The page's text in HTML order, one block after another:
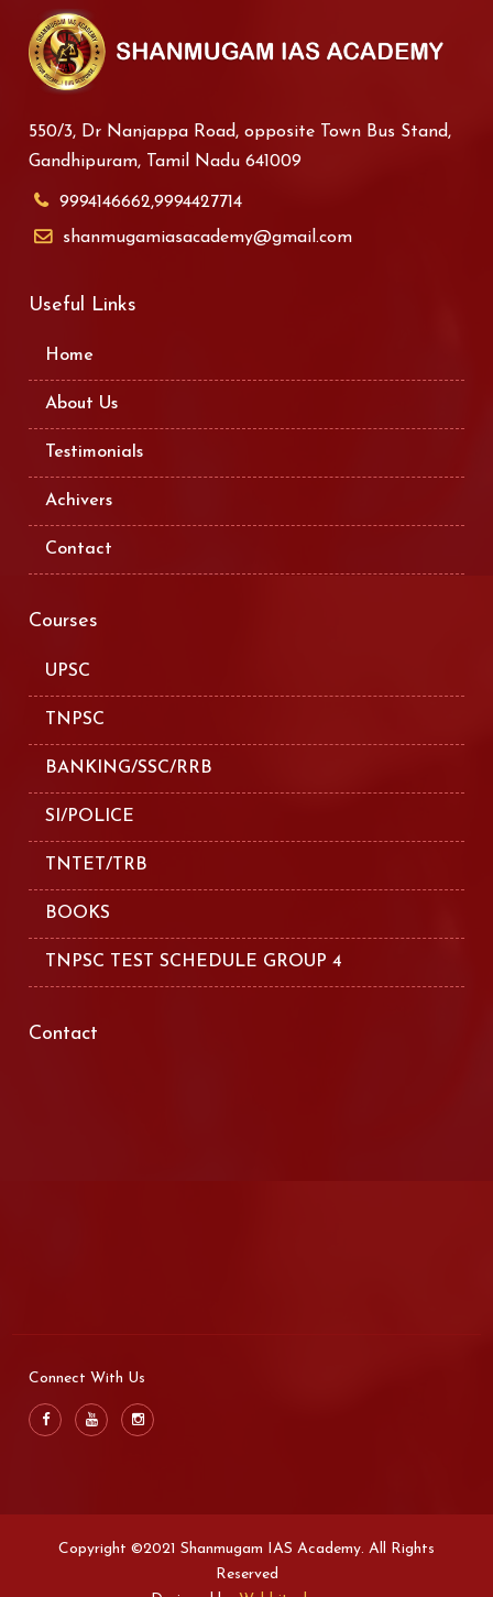
550/3, Dr Nanjappa Road, opposite Town Bus Stand,
Gandhipuram, Tamil Nadu 641009
9994146662,9994427714
shanmugamiasacademy@gmail.com
Useful Links
Home
About Us
Testimonials
Achivers
Contact
Courses
UPSC
TNPSC
BANKING/SSC/RRB
SI/POLICE
TNTET/TRB
BOOKS
TNPSC TEST SCHEDULE GROUP 4
Contact
Connect With Us
Copyright ©2021 Shanmugam IAS Academy. All Rights
Reserved